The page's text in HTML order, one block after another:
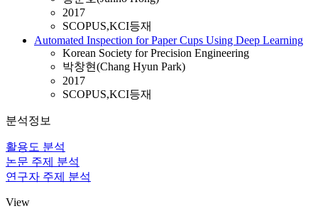
2017
SCOPUS,KCI등재
Automated Inspection for Paper Cups Using Deep Learning
Korean Society for Precision Engineering
박창현(Chang Hyun Park)
2017
SCOPUS,KCI등재
분석정보
활용도 분석
논문 주제 분석
연구자 주제 분석
View